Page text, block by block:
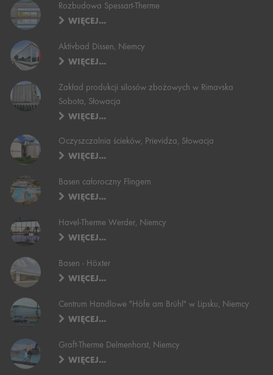
Rozbudowa Spessart-Therme
WIĘCEJ...
Aktivbad Dissen, Niemcy
WIĘCEJ...
Zakład produkcji silosów zbożowych w Rimavska
Sobota, Słowacja
WIĘCEJ...
Oczyszczalnia ścieków, Prievidza, Słowacja
WIĘCEJ...
Basen całoroczny Flingern
WIĘCEJ...
Havel-Therme Werder, Niemcy
WIĘCEJ...
Basen - Höxter
WIĘCEJ...
Centrum Handlowe "Höfe am Brühl" w Lipsku, Niemcy
WIĘCEJ...
Graft-Therme Delmenhorst, Niemcy
WIĘCEJ...